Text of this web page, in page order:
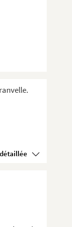
Voir la présentation détaillée